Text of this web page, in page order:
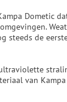
Dometic
steeds de
van